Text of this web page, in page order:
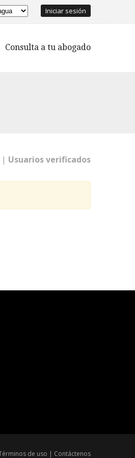
Iniciar sesión
Consulta a tu abogado
| Usuarios verificados
de uso | Contáctenos